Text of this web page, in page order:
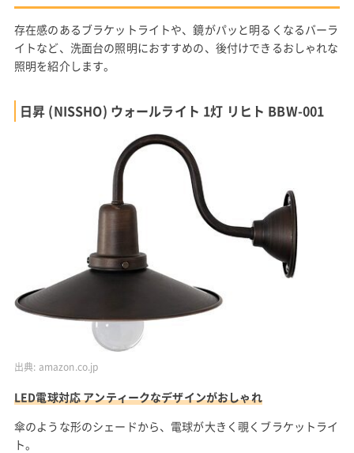
存在感のあるブラケットライトや、鏡がパッと明るくなるバーラ
イトなど、洗面台の照明におすすめの、後付けできるおしゃれな
照明を紹介します。
日昇 (NISSHO) ウォールライト 1灯 リヒト BBW-001
出典: amazon.co.jp
LED電球対応 アンティークなデザインがおしゃれ
傘のような形のシェードから、電球が大きく覗くブラケットライ
ト。